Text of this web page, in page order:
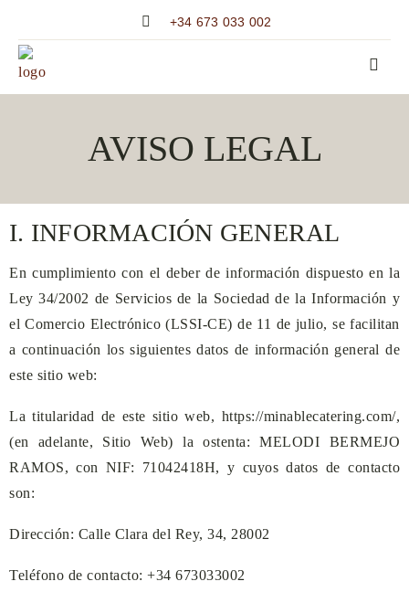
+34 673 033 002
AVISO LEGAL
I. INFORMACIÓN GENERAL
En cumplimiento con el deber de información dispuesto en la
Ley 34/2002 de Servicios de la Sociedad de la Información y
el Comercio Electrónico (LSSI-CE) de 11 de julio, se facilitan
a continuación los siguientes datos de información general de
este sitio web:
La titularidad de este sitio web, https://minablecatering.com/,
(en adelante, Sitio Web) la ostenta:MELODI BERMEJO
RAMOS, con NIF: 71042418H, y cuyos datos de contacto
son:
Dirección: Calle Clara del Rey, 34, 28002
Teléfono de contacto: +34 673033002